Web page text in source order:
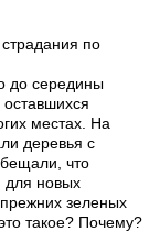
по
до середины
местах. На
деревья с
что
для новых
зеленых
такое? Почему?